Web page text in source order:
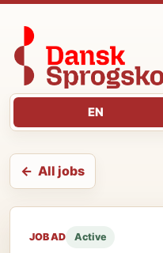
EN
All jobs
JOB AD Active